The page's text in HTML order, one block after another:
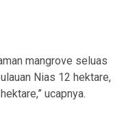
mangrove seluas
Nias 12 hektare,
ucapnya.